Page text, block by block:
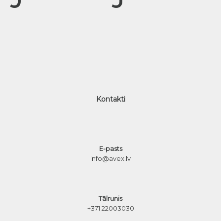
Kontakti
E-pasts
info@avex.lv
Tālrunis
+371 22003030